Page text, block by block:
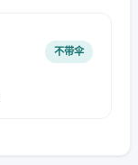
不带伞